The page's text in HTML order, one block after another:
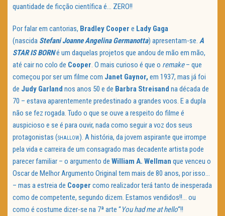
quantidade de ficção científica é… ZERO!!
Por falar em cantorias, Bradley Cooper e Lady Gaga
(nascida Stefani Joanne Angelina Germanotta) apresentam-se. A
STAR IS BORNé um daquelas projetos que andou de mão em mão,
até cair no colo de Cooper. O mais curioso é que o remake– que
começou por ser um filme com Janet Gaynor, em 1937, mas já foi
de Judy Garland nos anos 50 e de Barbra Streisand na década de
70 – estava aparentemente predestinado a grandes voos. E a dupla
não se fez rogada. Tudo o que se ouve a respeito do filme é
auspicioso e se é para ouvir, nada como seguir a voz dos seus
protagonistas (SHALLOW). A história, da jovem aspirante que irrompe
pela vida e carreira de um consagrado mas decadente artista pode
parecer familiar – o argumento de William A. Wellman que venceu o
Oscar de Melhor Argumento Original tem mais de 80 anos, por isso…
– mas a estreia de Cooper como realizador terá tanto de inesperada
como de competente, segundo dizem. Estamos vendidos!!… ou
como é costume dizer-se na 7ª arte “You had me at hello“!!